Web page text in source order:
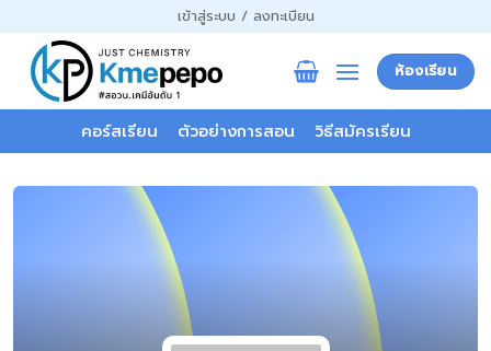
ไป
เนื้อหา
เข้าสู่ระบบ / ลงทะเบียน
ห้องเรียน
คอร์สเรียน ตัวอย่างการสอน วิธีสมัครเรียน